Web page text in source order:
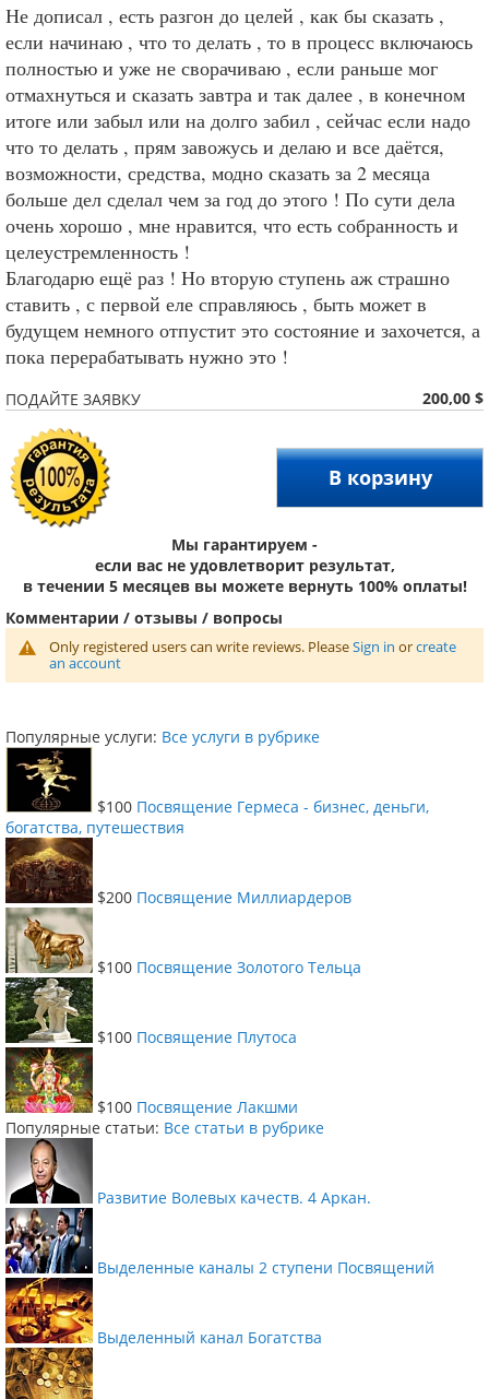
Не дописал , есть разгон до целей , как бы сказать ,
если начинаю , что то делать , то в процесс включаюсь
полностью и уже не сворачиваю , если раньше мог
отмахнуться и сказать завтра и так далее , в конечном
итоге или забыл или на долго забил , сейчас если надо
что то делать , прям завожусь и делаю и все даётся,
возможности, средства, модно сказать за 2 месяца
больше дел сделал чем за год до этого ! По сути дела
очень хорошо , мне нравится, что есть собранность и
целеустремленность !
Благодарю ещё раз ! Но вторую ступень аж страшно
ставить , с первой еле справляюсь , быть может в
будущем немного отпустит это состояние и захочется, а
пока перерабатывать нужно это !
ПОДАЙТЕ ЗАЯВКУ 200,00 $
В корзину
Мы гарантируем -
если вас не удовлетворит результат,
в течении 5 месяцев вы можете вернуть 100% оплаты!
Комментарии / отзывы / вопросы
Only registered users can write reviews. PleaseSign in orcreate
an account
Популярные услуги: Все услуги в рубрике
$100 Посвящение Гермеса - бизнес, деньги,
богатства, путешествия
$200 Посвящение Миллиардеров
$100 Посвящение Золотого Тельца
$100 Посвящение Плутоса
$100 Посвящение Лакшми
Популярные статьи: Все статьи в рубрике
Развитие Волевых качеств. 4 Аркан.
Выделенные каналы 2 ступени Посвящений
Выделенный канал Богатства